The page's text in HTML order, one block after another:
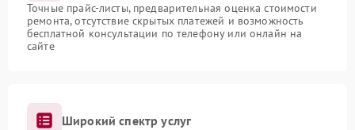
Точные прайс-листы, предварительная оценка стоимости
ремонта, отсутствие скрытых платежей и возможность
бесплатной консультации по телефону или онлайн на
сайте
Широкий спектр услуг